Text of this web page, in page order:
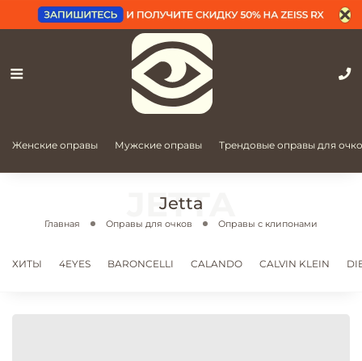
Женские оправы Мужские оправы Трендовые оправы для
Jetta
Главная Оправы для очков Оправы с клипонами
ХИТЫ 4EYES BARONCELLI CALANDO CALVIN KLEIN